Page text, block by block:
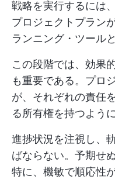
戦略を実行するには
プロジェクトプラン
ランニング・ツール
この段階では、効果
も重要である。プロ
が、それぞれの責任
る所有権を持つよう
進捗状況を注視し、
ばならない。予期せ
特に、機敏で順応性